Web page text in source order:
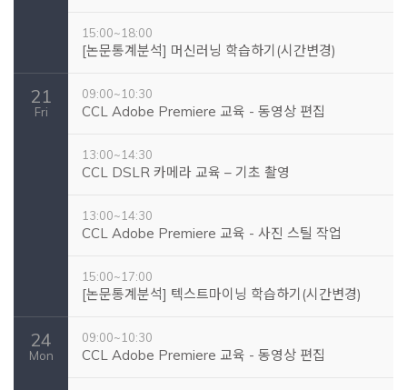
15:00~18:00
[논문통계분석] 머신러닝 학습하기(시간변경)
21
Fri
09:00~10:30
CCL Adobe Premiere 교육 - 동영상 편집
13:00~14:30
CCL DSLR 카메라 교육 – 기초 촬영
13:00~14:30
CCL Adobe Premiere 교육 - 사진 스틸 작업
15:00~17:00
[논문통계분석] 텍스트마이닝 학습하기(시간변경)
24
Mon
09:00~10:30
CCL Adobe Premiere 교육 - 동영상 편집